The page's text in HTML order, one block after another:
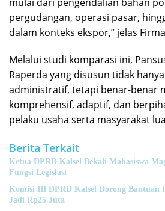
pergudangan, operasi pasar,
dalam konteks ekspor,” jelas
Melalui studi komparasi ini,
Raperda yang disusun tidak
administratif, tetapi benar-benar
komprehensif, adaptif, dan
pelaku usaha serta masyarakat
Berita Terkait
Ketua DPRD Kalsel Bekali Mahasiswa
Fungsi Legislasi
Komisi III DPRD Kalsel Dorong Bantuan
Jadi Rp25 Juta